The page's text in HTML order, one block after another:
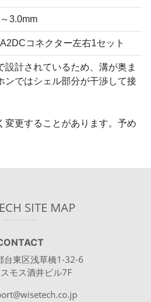
～3.0mm
A2DCコネクター左右1セット
計されているため、溝が奥ま
ンではシェル部分が干渉して接
更することがあります。予め
SITE MAP
台東区浅草橋1-32-6
モス酒井ビル7F